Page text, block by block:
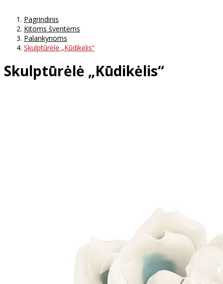
Pagrindinis
Kitoms šventėms
Palankynoms
Skulptūrėlė „Kūdikėlis“
Skulptūrėlė „Kūdikėlis“